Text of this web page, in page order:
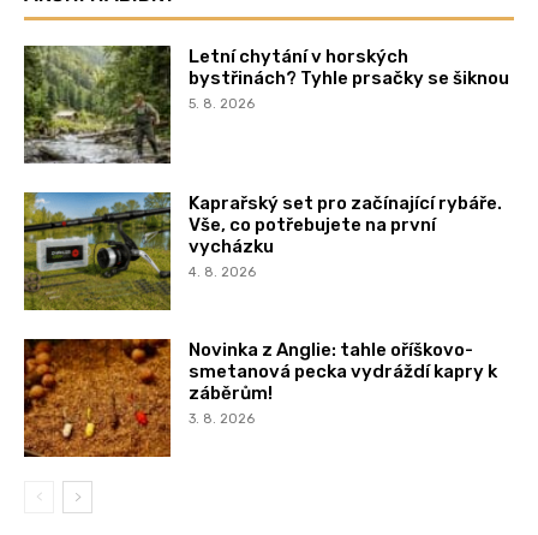
Letní chytání v horských
bystřinách? Tyhle prsačky se šiknou
5. 8. 2026
Kaprařský set pro začínající rybáře.
Vše, co potřebujete na první
vycházku
4. 8. 2026
Novinka z Anglie: tahle oříškovo-
smetanová pecka vydráždí kapry k
záběrům!
3. 8. 2026